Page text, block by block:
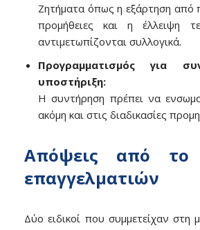
Ζητήματα όπως η εξάρτηση από
προμήθειες και η έλλειψη
αντιμετωπίζονται συλλογικά.
Προγραμματισμός για
υποστήριξη:
Η συντήρηση πρέπει να
ακόμη και στις διαδικασίες
Απόψεις από το
επαγγελματιών
Δύο ειδικοί που συμμετείχαν στη